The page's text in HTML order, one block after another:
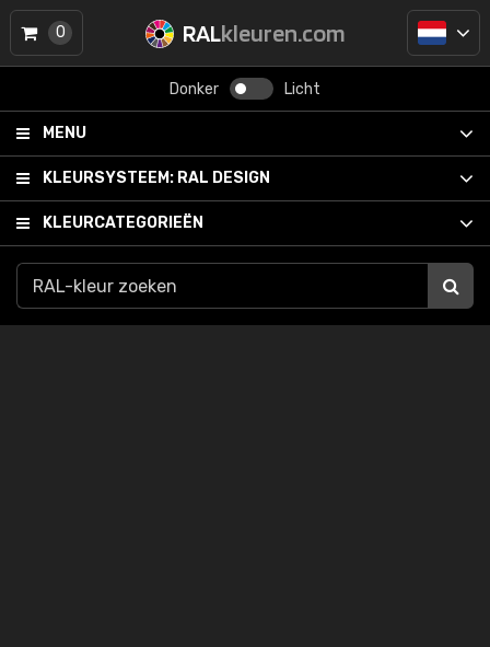
RALkleuren.com
Donker Licht
MENU
KLEURSYSTEEM: RAL DESIGN
KLEURCATEGORIEËN
0